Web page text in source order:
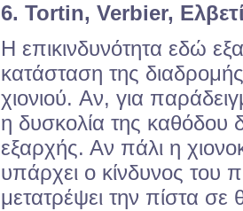
6. Tortin, Verbier,
Η επικινδυνότητα εδώ
κατάσταση της
χιονιού. Αν, για
η δυσκολία της καθόδου
εξαρχής. Αν πάλι η
υπάρχει ο κίνδυνος του
μετατρέψει την πίστα